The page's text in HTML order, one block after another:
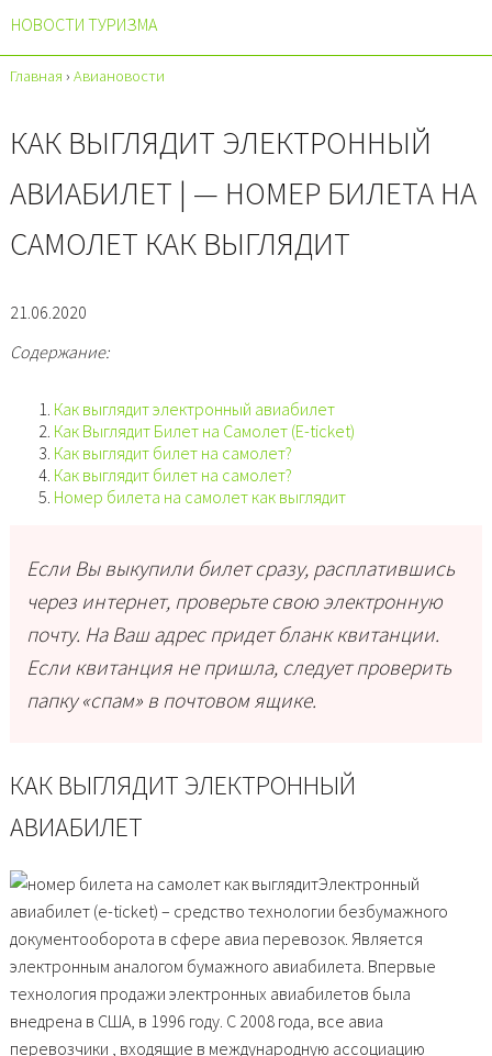
НОВОСТИ ТУРИЗМА
Главная › Авиановости
КАК ВЫГЛЯДИТ ЭЛЕКТРОННЫЙ
АВИАБИЛЕТ | — НОМЕР БИЛЕТА НА
САМОЛЕТ КАК ВЫГЛЯДИТ
21.06.2020
Содержание:
Как выглядит электронный авиабилет
Как Выглядит Билет на Самолет (E-ticket)
Как выглядит билет на самолет?
Как выглядит билет на самолет?
Номер билета на самолет как выглядит
Если Вы выкупили билет сразу, расплатившись
через интернет, проверьте свою электронную
почту. На Ваш адрес придет бланк квитанции.
Если квитанция не пришла, следует проверить
папку «спам» в почтовом ящике.
КАК ВЫГЛЯДИТ ЭЛЕКТРОННЫЙ
АВИАБИЛЕТ
Электронный
авиабилет (e-ticket) – средство технологии безбумажного
документооборота в сфере авиа перевозок. Является
электронным аналогом бумажного авиабилета. Впервые
технология продажи электронных авиабилетов была
внедрена в США, в 1996 году. С 2008 года, все авиа
перевозчики , входящие в международную ассоциацию